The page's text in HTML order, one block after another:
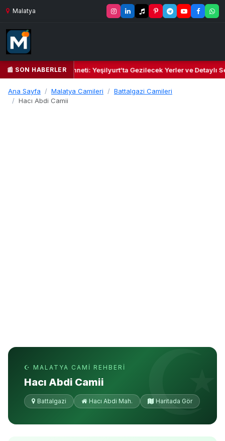
Malatya
📰 SON HABERLER
Kalbi ve Kültür Cenneti: Yeşilyurt’ta Gezilecek Yerler ve Detaylı
Ana Sayfa Malatya Camileri
Battalgazi Camileri
Hacı Abdi Camii
☪ MALATYA CAMI REHBERI
Hacı Abdi Camii
Battalgazi Hacı Abdi Mah. Haritada Gör